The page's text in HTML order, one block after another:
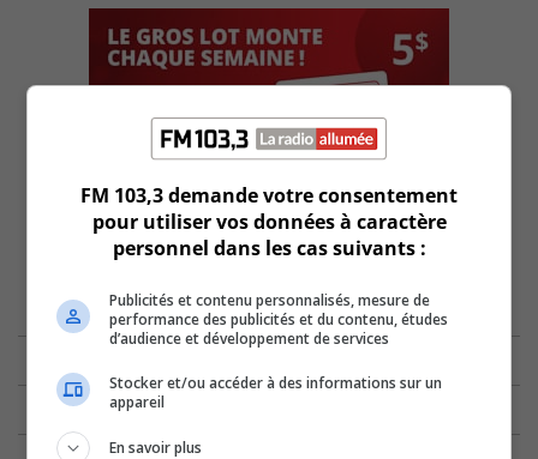
FM 103,3 demande votre consentement
pour utiliser vos données à caractère
personnel dans les cas suivants :
Publicités et contenu personnalisés, mesure de
performance des publicités et du contenu, études
d’audience et développement de services
Stocker et/ou accéder à des informations sur un
appareil
En savoir plus